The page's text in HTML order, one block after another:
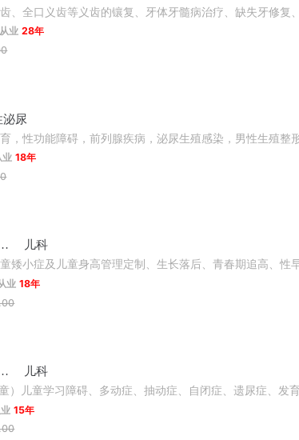
、全口义齿等义齿的镶复、牙体牙髓病治疗、缺失牙修复
从业 28年
泌尿
，性功能障碍，前列腺疾病，泌尿生殖感染，男性生殖整形
业 18年
童儿童康复医院
儿科
矮小症及儿童身高管理定制、生长落后、青春期追高、性
业 18年
童儿童康复医院
儿科
）儿童学习障碍、多动症、抽动症、自闭症、遗尿症、发
15年